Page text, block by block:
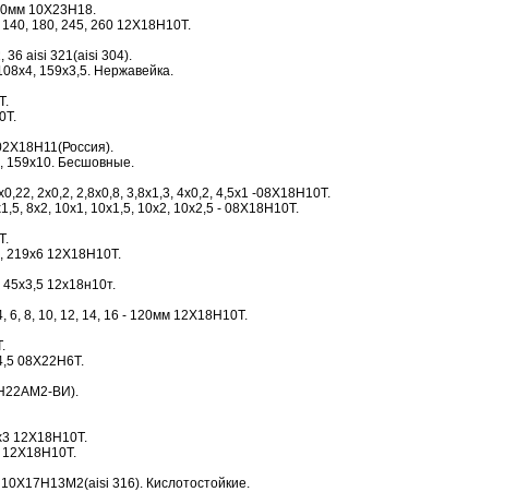
10Х23Н18.
180, 245, 260 12Х18Н10Т.
36 aisi 321(aisi 304).
159х3,5. Нержавейка.
Бесшовные.
2х0,2, 2,8х0,8, 3,8х1,3, 4х0,2, 4,5х1 -08Х18Н10Т.
8х2, 10х1, 10х1,5, 10х2, 10х2,5 - 08Х18Н10Т.
219х6 12Х18Н10Т.
12х18н10т.
6, 8, 10, 12, 14, 16 - 120мм 12Х18Н10Т.
08Х22Н6Т.
ВИ).
12Х18Н10Т.
12Х18Н10Т.
316). Кислотостойкие.